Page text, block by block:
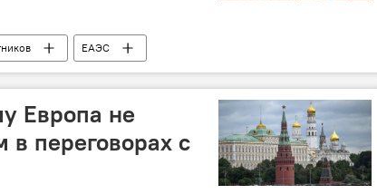
ЕАЭС
Европа не
в переговорах с